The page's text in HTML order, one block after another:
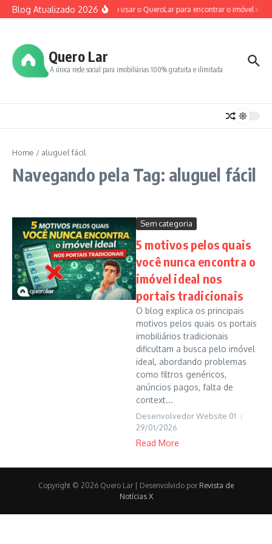
Ir para o conteúdo
Blog Atualizado 2026 Como usar o QueroLar para encontrar o imóvel
Quero Lar
A única rede social para imobiliárias 100% gratuita e ilimitada
Home / aluguel fácil
Navegando pela Tag: aluguel fácil
Sem categoria
5 motivos pelos quais
você nunca encontra o
imóvel ideal nos
portais tradicionais
O blog explica os principais
motivos pelos quais os portais
imobiliários tradicionais
dificultam a busca pelo imóvel
ideal, abordando problemas
como filtros genéricos,
anúncios pagos, falta de
context...
Desenvolvedor Website 01
29/01/2026
Read More
Copyright © 2026 Quero Lar | Desenvolvido por Revista de
Notícias X